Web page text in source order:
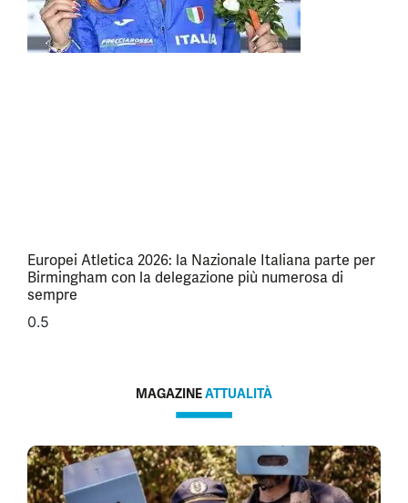
Europei Atletica 2026: la Nazionale Italiana parte per
Birmingham con la delegazione più numerosa di
sempre
MAGAZINEATTUALITÀ